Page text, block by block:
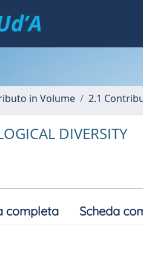
in Volume 2.1
DIVERSITY
completa Scheda